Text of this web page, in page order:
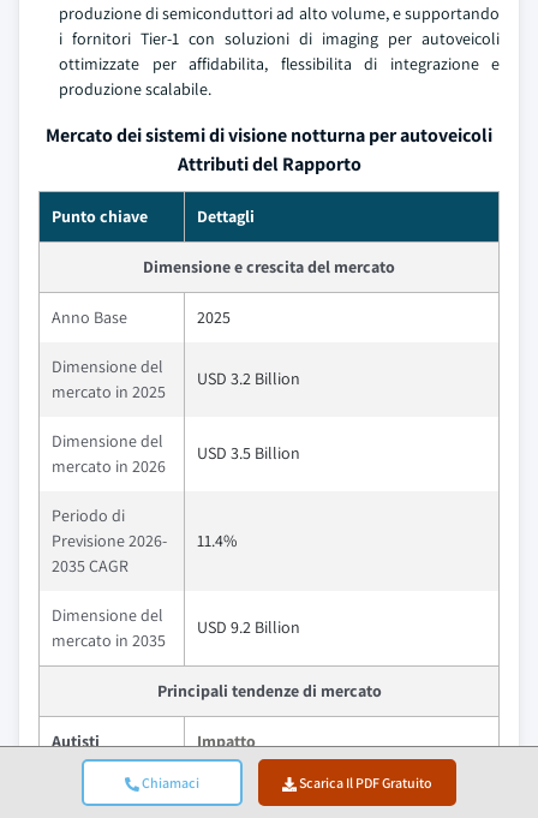
Chiamaci Scarica Il PDF Gratuito
produzione di semiconduttori ad alto volume, e supportando
i fornitori Tier-1 con soluzioni di imaging per autoveicoli
ottimizzate per affidabilita, flessibilita di integrazione e
produzione scalabile.
Mercato dei sistemi di visione notturna per autoveicoli
Attributi del Rapporto
Punto chiave Dettagli
Dimensione e crescita del mercato
Anno Base 2025
Dimensione del
mercato in 2025
USD 3.2 Billion
Dimensione del
mercato in 2026
USD 3.5 Billion
Periodo di
Previsione 2026-
2035 CAGR
11.4%
Dimensione del
mercato in 2035
USD 9.2 Billion
Principali tendenze di mercato
Autisti Impatto
Migliora il rilevamento precoce dei